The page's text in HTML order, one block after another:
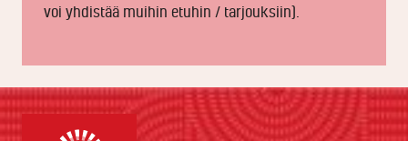
voi yhdistää muihin etuhin / tarjouksiin).